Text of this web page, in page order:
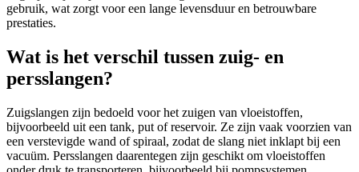
gebruik, wat zorgt voor een lange levensduur en betrouwbare
prestaties.
Wat is het verschil tussen zuig- en
persslangen?
Zuigslangen zijn bedoeld voor het zuigen van vloeistoffen,
bijvoorbeeld uit een tank, put of reservoir. Ze zijn vaak voorzien van
een verstevigde wand of spiraal, zodat de slang niet inklapt bij een
vacuüm. Persslangen daarentegen zijn geschikt om vloeistoffen